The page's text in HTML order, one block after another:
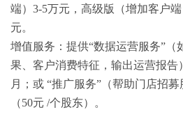
端）3-5万元，高级版（增加客户
元。
增值服务：提供“数据运营服务”（
果、客户消费特征，输出运营报告
月；或 “推广服务”（帮助门店招
（50元 /个股东）。